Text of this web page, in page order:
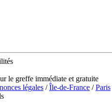
le greffe immédiate et gratuite
légales /Île-de-France /Paris